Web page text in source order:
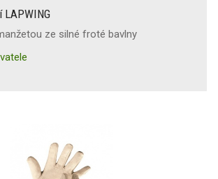
LAPWING
ze silné froté bavlny